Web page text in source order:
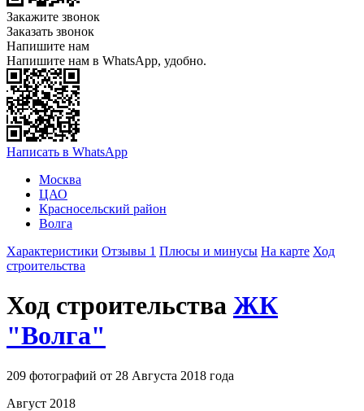
Закажите звонок
Заказать звонок
Напишите нам
Напишите нам в WhatsApp, удобно.
Написать в WhatsApp
Москва
ЦАО
Красносельский район
Волга
Характеристики Отзывы 1 Плюсы и минусы На карте Ход
строительства
Ход строительства ЖК
"Волга"
209 фотографий от 28 Августа 2018 года
Август 2018